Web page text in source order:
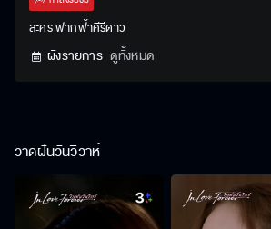
ละคร ฟากฟ้าคีรีดาว
ผังรายการ ดูทั้งหมด
วาดฝันวันวิวาห์